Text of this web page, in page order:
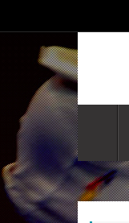
ン
キ
ッ
プ
コ
ン
テ
ン
ツ
へ
ス